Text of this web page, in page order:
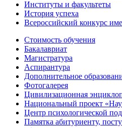
Институты и факультеты
История успеха
Всероссийский конкурс
Стоимость обучения
Бакалавриат
Магистратура
Аспирантура
Дополнительное
Фотогалерея
Цивилизационная
Национальный проект
Центр психологической
Памятка абитуриенту,